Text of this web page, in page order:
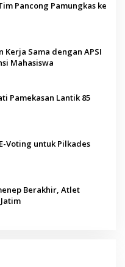
Pancong Pamungkas ke
Kerja Sama dengan APSI
Mahasiswa
Pamekasan Lantik 85
Voting untuk Pilkades
Berakhir, Atlet